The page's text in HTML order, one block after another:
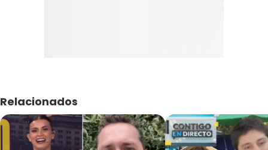
Relacionados